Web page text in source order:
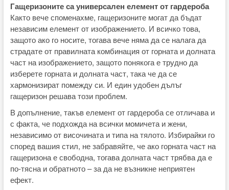
Гащеризоните са универсален елемент от гардероба
Както вече споменахме, гащеризоните могат да бъдат
независим елемент от изображението. И всичко това,
защото ако го носите, тогава вече няма да се налага да
страдате от правилната комбинация от горната и долната
част на изображението, защото понякога е трудно да
изберете горната и долната част, така че да се
хармонизират помежду си. И един удобен дълъг
гащеризон решава този проблем.
В допълнение, такъв елемент от гардероба се отличава и
с факта, че подхожда на всички момичета и жени,
независимо от височината и типа на тялото. Избирайки го
според вашия стил, не забравяйте, че ако горната част на
гащеризона е свободна, тогава долната част трябва да е
по-тясна и обратното – за да не възникне неприятен
ефект.